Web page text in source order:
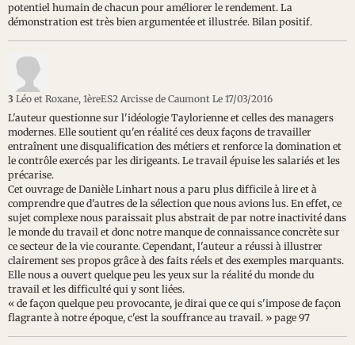
potentiel humain de chacun pour améliorer le rendement. La
démonstration est très bien argumentée et illustrée. Bilan positif.
3 Léo et Roxane, 1èreES2 Arcisse de Caumont Le 17/03/2016
L'auteur questionne sur l'idéologie Taylorienne et celles des managers
modernes. Elle soutient qu'en réalité ces deux façons de travailler
entraînent une disqualification des métiers et renforce la domination et
le contrôle exercés par les dirigeants. Le travail épuise les salariés et les
précarise.
Cet ouvrage de Danièle Linhart nous a paru plus difficile à lire et à
comprendre que d'autres de la sélection que nous avions lus. En effet, ce
sujet complexe nous paraissait plus abstrait de par notre inactivité dans
le monde du travail et donc notre manque de connaissance concrète sur
ce secteur de la vie courante. Cependant, l'auteur a réussi à illustrer
clairement ses propos grâce à des faits réels et des exemples marquants.
Elle nous a ouvert quelque peu les yeux sur la réalité du monde du
travail et les difficulté qui y sont liées.
« de façon quelque peu provocante, je dirai que ce qui s'impose de façon
flagrante à notre époque, c'est la souffrance au travail. » page 97